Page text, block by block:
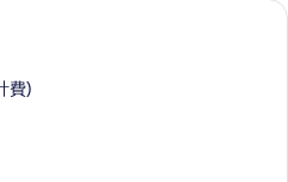
免費迷你吧、客房內保險箱、書桌、隔
費)